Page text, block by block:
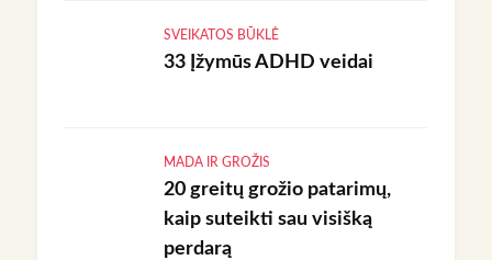
SVEIKATOS BŪKLĖ
33 Įžymūs ADHD veidai
MADA IR GROŽIS
20 greitų grožio patarimų,
kaip suteikti sau visišką
perdarą